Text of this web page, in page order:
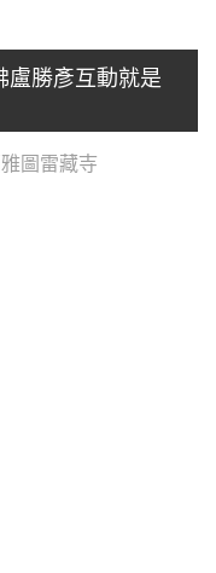
盧勝彥互動就是
圖雷藏寺